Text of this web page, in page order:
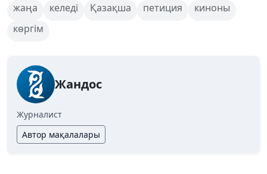
жаңа келеді Қазақша петиция
киноны
көргім
Жандос
Журналист
Автор мақалалары